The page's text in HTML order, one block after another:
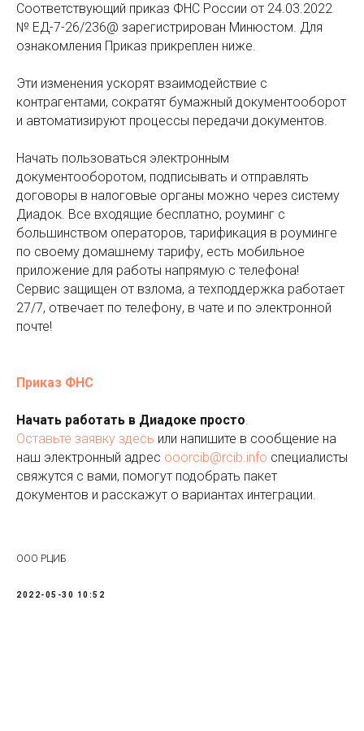
Соответствующий приказ ФНС России от 24.03.2022
№ ЕД-7-26/236@ зарегистрирован Минюстом. Для
ознакомления Приказ прикреплен ниже.
Эти изменения ускорят взаимодействие с
контрагентами, сократят бумажный документооборот
и автоматизируют процессы передачи документов.
Начать пользоваться электронным
документооборотом, подписывать и отправлять
договоры в налоговые органы можно через систему
Диадок. Все входящие бесплатно, роуминг с
большинством операторов, тарификация в роуминге
по своему домашнему тарифу, есть мобильное
приложение для работы напрямую с телефона!
Сервис защищен от взлома, а техподдержка работает
27/7, отвечает по телефону, в чате и по электронной
почте!
Приказ ФНС
Начать работать в Диадоке просто.
Оставьте заявку здесь или напишите в сообщение на
наш электронный адрес ooorcib@rcib.info специалисты
свяжутся с вами, помогут подобрать пакет
документов и расскажут о вариантах интеграции.
ООО РЦИБ
2022-05-30 10:52